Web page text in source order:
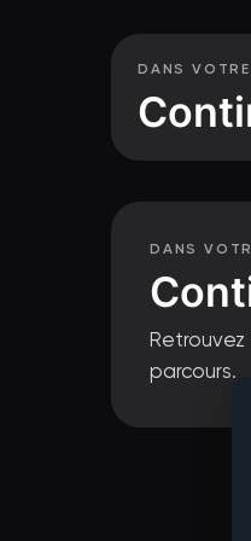
DANS
DANS
parcours.